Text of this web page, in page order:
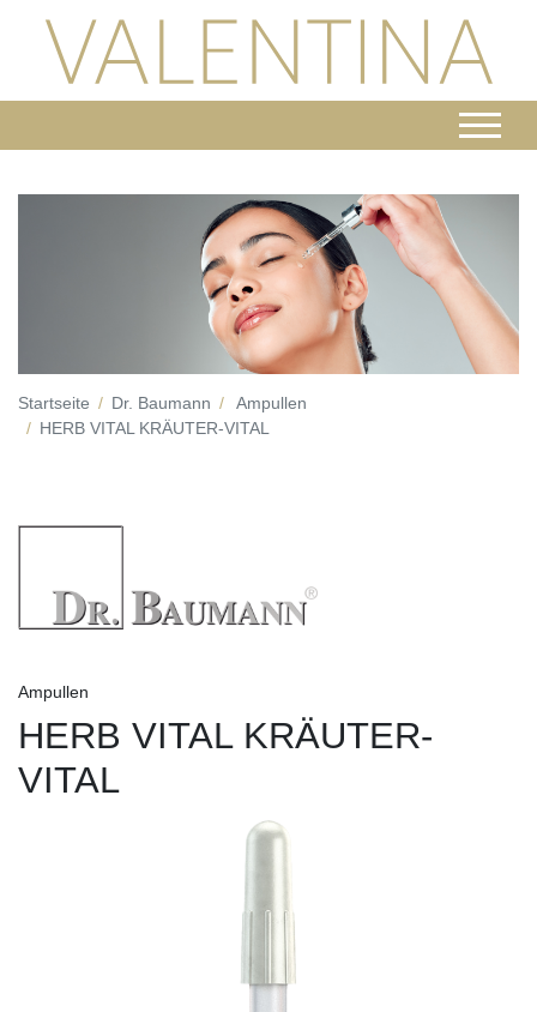
Startseite Dr. Baumann
Ampullen
HERB VITAL KRÄUTER-VITAL
Ampullen
HERB VITAL KRÄUTER-
VITAL